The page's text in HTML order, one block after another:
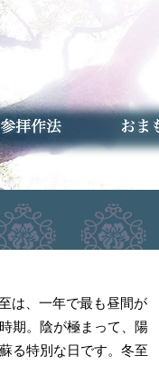
は
の作法 授与
お焚
アク
予約
は、一年で最も昼間が
期。陰が極まって、陽
る特別な日です。冬至